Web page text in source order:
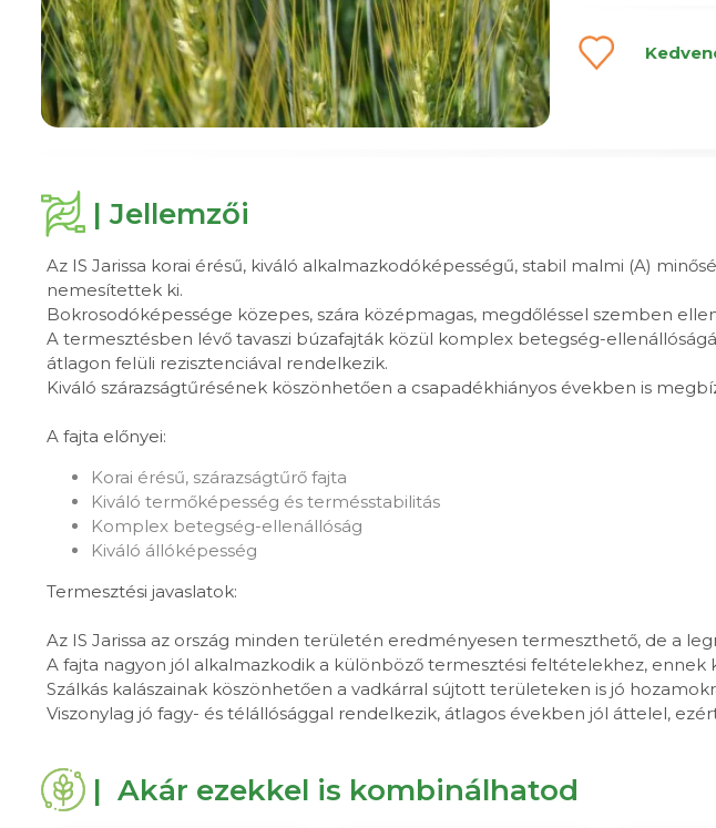
| Jellemzői
Az IS Jarissa korai érésű, kiváló alkalmazkodóképességű, stabil malmi (A)
nemesítettek ki.
Bokrosodóképessége közepes, szára középmagas, megdőléssel szemben
A termesztésben lévő tavaszi búzafajták közül komplex betegség-
átlagon felüli rezisztenciával rendelkezik.
Kiváló szárazságtűrésének köszönhetően a csapadékhiányos években is
A fajta előnyei:
Korai érésű, szárazságtűrő fajta
Kiváló termőképesség és termésstabilitás
Komplex betegség-ellenállóság
Kiváló állóképesség
Termesztési javaslatok:
Az IS Jarissa az ország minden területén eredményesen termeszthető, de a
A fajta nagyon jól alkalmazkodik a különböző termesztési feltételekhez,
Szálkás kalászainak köszönhetően a vadkárral sújtott területeken is jó
Viszonylag jó fagy- és télállósággal rendelkezik, átlagos években jól áttelel,
| Akár ezekkel is kombinálhatod